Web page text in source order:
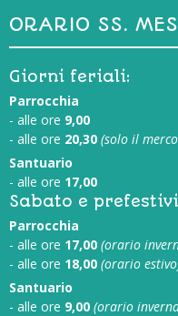
ORARIO SS.
Giorni feriali:
Parrocchia
- alle ore 9,00
- alle ore 20,30 (solo il
Santuario
- alle ore 17,00
Sabato e
Parrocchia
- alle ore 17,00 (orario
- alle ore 18,00 (orario
Santuario
- alle ore 9,00 (orario